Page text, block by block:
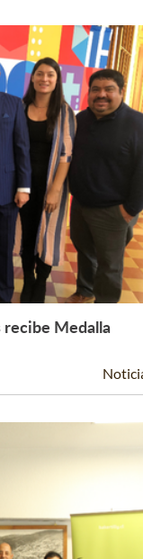
Leer Más +
recibe Medalla